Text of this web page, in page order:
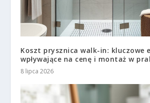
Koszt prysznica walk-in: kluczowe
wpływające na cenę i montaż w
8 lipca 2026